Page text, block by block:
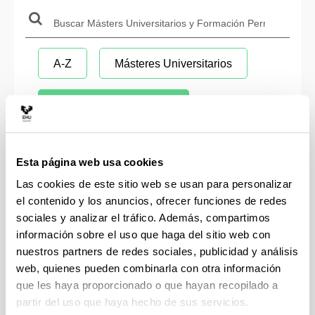
Esta página web usa cookies
Las cookies de este sitio web se usan para personalizar
el contenido y los anuncios, ofrecer funciones de redes
sociales y analizar el tráfico. Además, compartimos
información sobre el uso que haga del sitio web con
nuestros partners de redes sociales, publicidad y análisis
web, quienes pueden combinarla con otra información
que les haya proporcionado o que hayan recopilado a
partir del uso que haya hecho de sus servicios.
Buscar
A-Z Másteres Universitarios
Formación Permanente
Máster de Formación Permanente
Atención Temprana
Cirugía Bucal, Medicina Oral e Implantología
Especialización Universitaria
Aplicación de Herramientas Life Cycle Thinking
Experto / Experta de Universidad